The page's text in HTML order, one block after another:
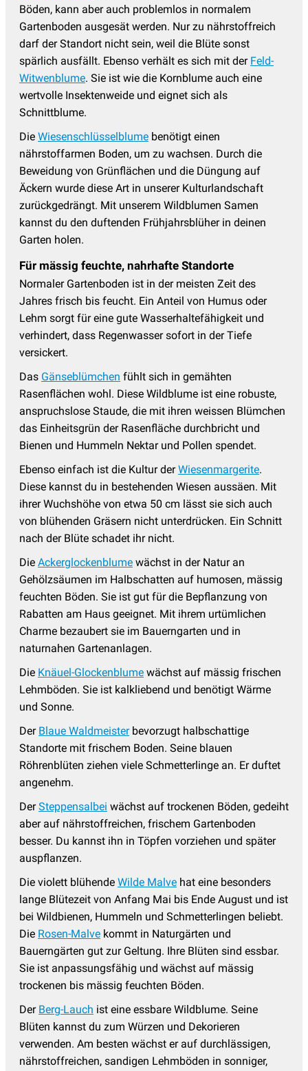
Böden, kann aber auch problemlos in normalem
Gartenboden ausgesät werden. Nur zu nährstoffreich
darf der Standort nicht sein, weil die Blüte sonst
spärlich ausfällt. Ebenso verhält es sich mit der Feld-
Witwenblume. Sie ist wie die Kornblume auch eine
wertvolle Insektenweide und eignet sich als
Schnittblume.
Die Wiesenschlüsselblume benötigt einen
nährstoffarmen Boden, um zu wachsen. Durch die
Beweidung von Grünflächen und die Düngung auf
Äckern wurde diese Art in unserer Kulturlandschaft
zurückgedrängt. Mit unserem Wildblumen Samen
kannst du den duftenden Frühjahrsblüher in deinen
Garten holen.
Für mässig feuchte, nahrhafte Standorte
Normaler Gartenboden ist in der meisten Zeit des
Jahres frisch bis feucht. Ein Anteil von Humus oder
Lehm sorgt für eine gute Wasserhaltefähigkeit und
verhindert, dass Regenwasser sofort in der Tiefe
versickert.
Das Gänseblümchen fühlt sich in gemähten
Rasenflächen wohl. Diese Wildblume ist eine robuste,
anspruchslose Staude, die mit ihren weissen Blümchen
das Einheitsgrün der Rasenfläche durchbricht und
Bienen und Hummeln Nektar und Pollen spendet.
Ebenso einfach ist die Kultur derWiesenmargerite.
Diese kannst du in bestehenden Wiesen aussäen. Mit
ihrer Wuchshöhe von etwa 50 cm lässt sie sich auch
von blühenden Gräsern nicht unterdrücken. Ein Schnitt
nach der Blüte schadet ihr nicht.
Die Ackerglockenblume wächst in der Natur an
Gehölzsäumen im Halbschatten auf humosen, mässig
feuchten Böden. Sie ist gut für die Bepflanzung von
Rabatten am Haus geeignet. Mit ihrem urtümlichen
Charme bezaubert sie im Bauerngarten und in
naturnahen Gartenanlagen.
Die Knäuel-Glockenblume wächst auf mässig frischen
Lehmböden. Sie ist kalkliebend und benötigt Wärme
und Sonne.
Der Blaue Waldmeisterbevorzugt halbschattige
Standorte mit frischem Boden. Seine blauen
Röhrenblüten ziehen viele Schmetterlinge an. Er duftet
angenehm.
DerSteppensalbei wächst auf trockenen Böden, gedeiht
aber auf nährstoffreichen, frischem Gartenboden
besser. Du kannst ihn in Töpfen vorziehen und später
auspflanzen.
Die violett blühende Wilde Malve hat eine besonders
lange Blütezeit von Anfang Mai bis Ende August und ist
bei Wildbienen, Hummeln und Schmetterlingen beliebt.
Die Rosen-Malve kommt in Naturgärten und
Bauerngärten gut zur Geltung. Ihre Blüten sind essbar.
Sie ist anpassungsfähig und wächst auf mässig
trockenen bis mässig feuchten Böden.
Der Berg-Lauch ist eine essbare Wildblume. Seine
Blüten kannst du zum Würzen und Dekorieren
verwenden. Am besten wächst er auf durchlässigen,
nährstoffreichen, sandigen Lehmböden in sonniger,